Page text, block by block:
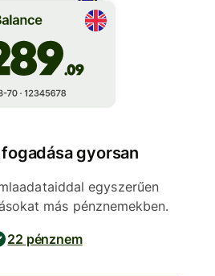
gyorsan
egyszerűen
más pénznemekben.
22 pénznem